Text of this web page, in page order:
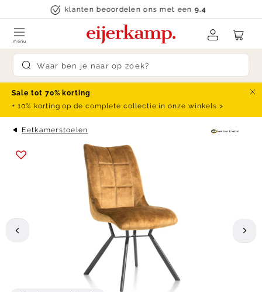
Skip to contentklanten beoordelen ons met een9.4
Submit search
menu
Sale tot 70% korting
+ 10% korting op de complete collectie in onze winkels >
Eetkamerstoelen